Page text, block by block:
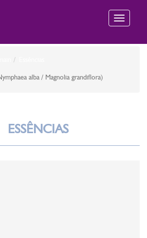
Toggle
alba / Magnolia grandiflora)
ESSÊNCIAS